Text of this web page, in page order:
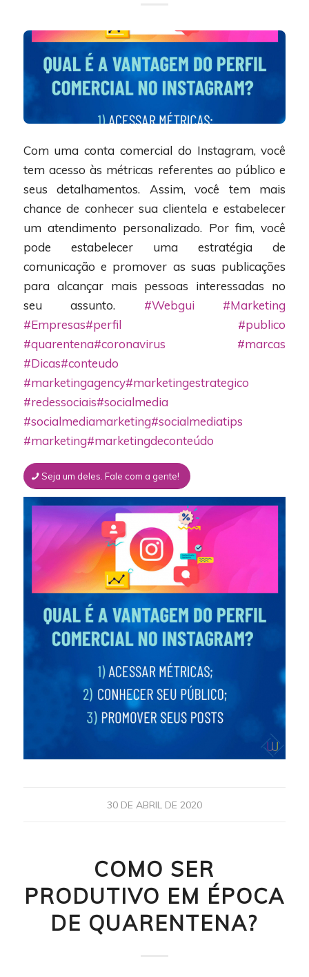
Com uma conta comercial do Instagram, você
tem acesso às métricas referentes ao público e
seus detalhamentos. Assim, você tem mais
chance de conhecer sua clientela e estabelecer
um atendimento personalizado. Por fim, você
pode estabelecer uma estratégia de
comunicação e promover as suas publicações
para alcançar mais pessoas interessadas no
seu assunto. #Webgui
#Marketing
#Empresas#perfil
#publico
#quarentena#coronavirus
#marcas
#Dicas#conteudo
#marketingagency#marketingestrategico
#redessociais#socialmedia
#socialmediamarketing#socialmediatips
#marketing#marketingdeconteúdo
Seja um deles. Fale com a gente!
30 DE ABRIL DE 2020
COMO SER
PRODUTIVO EM ÉPOCA
DE QUARENTENA?